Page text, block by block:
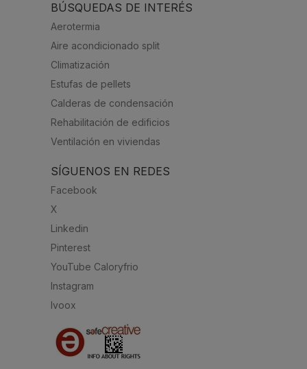
BÚSQUEDAS DE INTERÉS
Aerotermia
Aire acondicionado split
Climatización
Estufas de pellets
Calderas de condensación
Rehabilitación de edificios
Ventilación en viviendas
SÍGUENOS EN REDES
Facebook
X
Linkedin
Pinterest
YouTube Caloryfrio
Instagram
Ivoox